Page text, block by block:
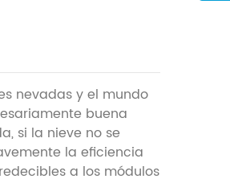
nevadasy el mundo
buena
si la nieve no se
la eficiencia
a los módulos